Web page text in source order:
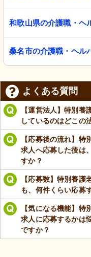
和歌山県の介護職・ヘ
桑名市の介護職・ヘル
よくある質問
【運営法人】特別養
しているのはどこの
【応募後の流れ】特
求人へ応募した後は
すか？
【応募数】特別養護
も、何件くらい応募
【気になる機能】特
求人に応募するかは
ですか？